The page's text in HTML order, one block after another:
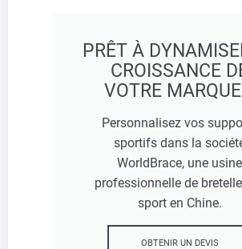
PRÊT À
CROISSANCE
VOTRE
Personnalisez vos
sportifs dans la
WorldBrace, une usine
professionnelle de
sport en Chine.
OBTENIR UN DEVIS